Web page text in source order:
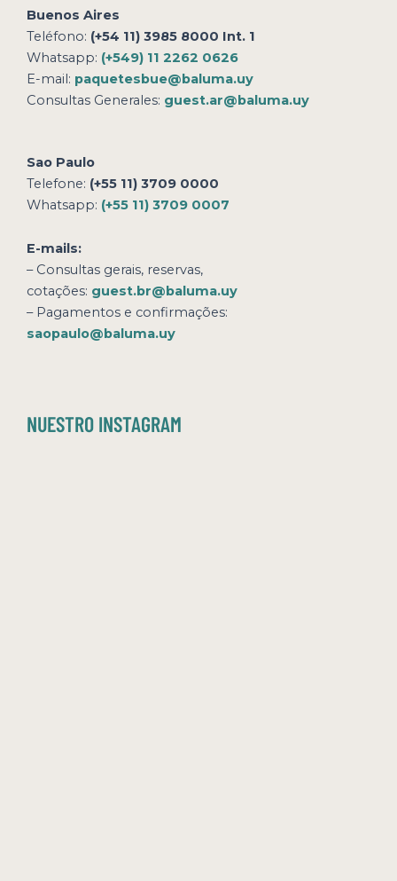
Buenos Aires
Teléfono: (+54 11) 3985 8000 Int. 1
Whatsapp: (+549) 11 2262 0626
E-mail: paquetesbue@baluma.uy
Consultas Generales: guest.ar@baluma.uy
Sao Paulo
Telefone: (+55 11) 3709 0000
Whatsapp: (+55 11) 3709 0007
E-mails:
– Consultas gerais, reservas,
cotações: guest.br@baluma.uy
– Pagamentos e confirmações:
saopaulo@baluma.uy
NUESTRO INSTAGRAM